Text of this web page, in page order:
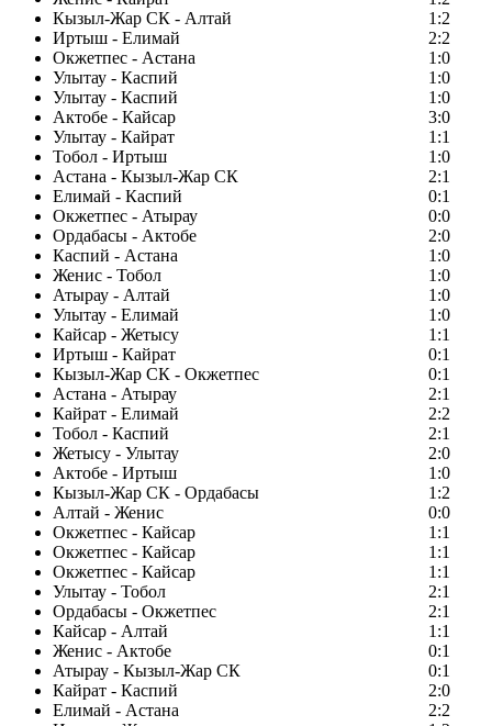
Кызыл-Жар СК - Алтай
1:2
Иртыш - Елимай
2:2
Окжетпес - Астана
1:0
Улытау - Каспий
1:0
Улытау - Каспий
1:0
Актобе - Кайсар
3:0
Улытау - Кайрат
1:1
Тобол - Иртыш
1:0
Астана - Кызыл-Жар СК
2:1
Елимай - Каспий
0:1
Окжетпес - Атырау
0:0
Ордабасы - Актобе
2:0
Каспий - Астана
1:0
Женис - Тобол
1:0
Атырау - Алтай
1:0
Улытау - Елимай
1:0
Кайсар - Жетысу
1:1
Иртыш - Кайрат
0:1
Кызыл-Жар СК - Окжетпес
0:1
Астана - Атырау
2:1
Кайрат - Елимай
2:2
Тобол - Каспий
2:1
Жетысу - Улытау
2:0
Актобе - Иртыш
1:0
Кызыл-Жар СК - Ордабасы
1:2
Алтай - Женис
0:0
Окжетпес - Кайсар
1:1
Окжетпес - Кайсар
1:1
Окжетпес - Кайсар
1:1
Улытау - Тобол
2:1
Ордабасы - Окжетпес
2:1
Кайсар - Алтай
1:1
Женис - Актобе
0:1
Атырау - Кызыл-Жар СК
0:1
Кайрат - Каспий
2:0
Елимай - Астана
2:2